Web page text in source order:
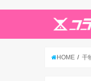
HOME 干